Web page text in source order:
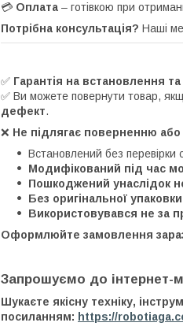
💳 Оплата – готівкою при
Потрібна консультація? Наші
✅ Гарантія на встановлення
✅ Ви можете повернути товар,
дефект.
❌ Не підлягає поверненню або
Встановлений без
Модифікований під час
Пошкоджений унаслідок
Без оригінальної
Використовувався не за
Оформлюйте замовлення
Запрошуємо до інтернет-
Шукаєте якісну техніку,
посиланням: https://